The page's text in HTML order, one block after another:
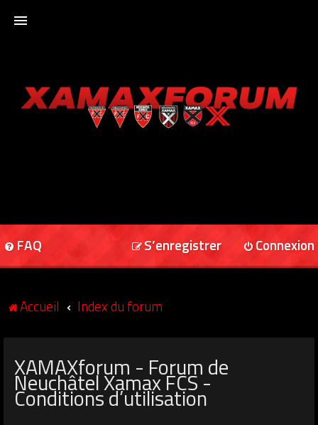
XAMAXFORUM
FAQ Connexion
S’enregistrer
Accueil Index du forum
XAMAXforum - Forum de
Neuchâtel Xamax FCS -
Conditions d’utilisation